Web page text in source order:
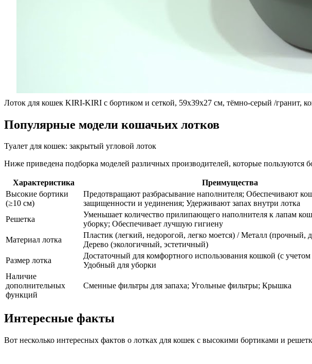
Лоток для кошек KIRI-KIRI с бортиком и сеткой, 59x39x27 см, тёмно-серый /гранит,
Популярные модели кошачьих лотков
Туалет для кошек: закрытый угловой лоток
Ниже приведена подборка моделей различных производителей, которые пользуются
Характеристика Преимущества
Высокие бортики
(≥10 см)
Предотвращают разбрасывание наполнителя; Обеспечивают
защищенности и уединения; Удерживают запах внутри лотка
Решетка
Уменьшает количество прилипающего наполнителя к лапам
уборку; Обеспечивает лучшую гигиену
Материал лотка
Пластик (легкий, недорогой, легко моется) / Металл (прочный,
Дерево (экологичный, эстетичный)
Размер лотка
Достаточный для комфортного использования кошкой (с учетом
Удобный для уборки
Наличие
дополнительных
функций
Сменные фильтры для запаха; Угольные фильтры; Крышка
Интересные факты
Вот несколько интересных фактов о лотках для кошек с высокими бортиками и